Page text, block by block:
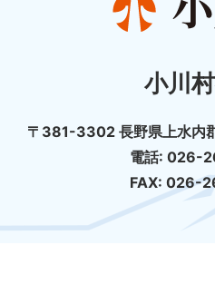
小川
〒381-3302 長野県上水内
電話: 026-
FAX: 026-